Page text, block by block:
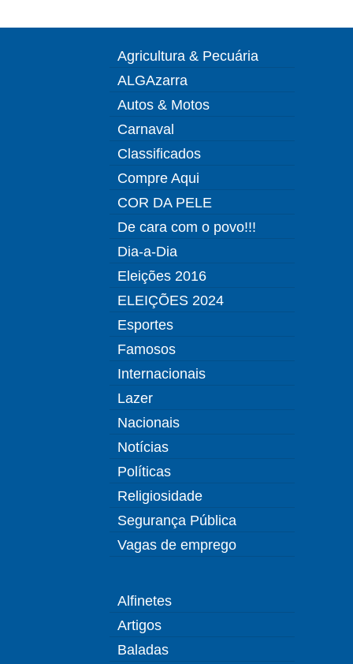
Agricultura & Pecuária
ALGAzarra
Autos & Motos
Carnaval
Classificados
Compre Aqui
COR DA PELE
De cara com o povo!!!
Dia-a-Dia
Eleições 2016
ELEIÇÕES 2024
Esportes
Famosos
Internacionais
Lazer
Nacionais
Notícias
Políticas
Religiosidade
Segurança Pública
Vagas de emprego
Alfinetes
Artigos
Baladas